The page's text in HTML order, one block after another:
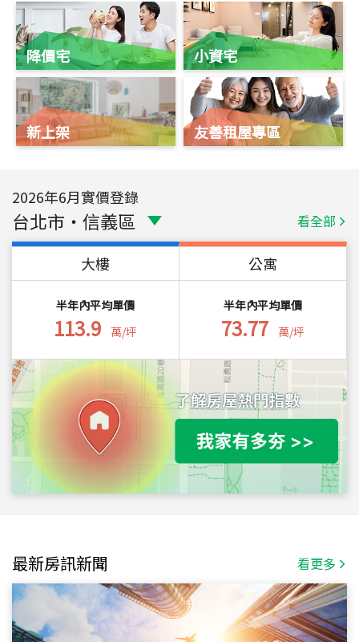
降價宅
新上架
小資宅
友善租屋專區
2026年6月實價登錄
台北市 ・ 信義區 看全部
大樓
半年內平均單價
113.9 萬/坪
公寓
半年內平均單價
73.77 萬/坪
最新房訊新聞 看更多